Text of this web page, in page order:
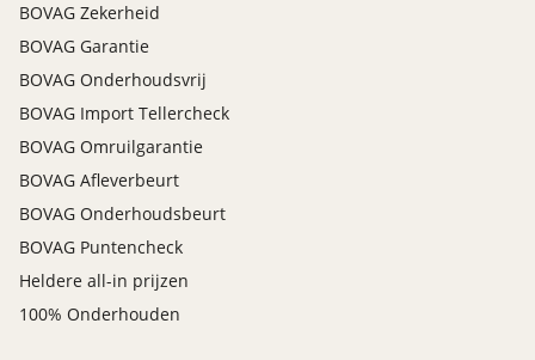
BOVAG Zekerheid
BOVAG Garantie
BOVAG Onderhoudsvrij
BOVAG Import Tellercheck
BOVAG Omruilgarantie
BOVAG Afleverbeurt
BOVAG Onderhoudsbeurt
BOVAG Puntencheck
Heldere all-in prijzen
100% Onderhouden